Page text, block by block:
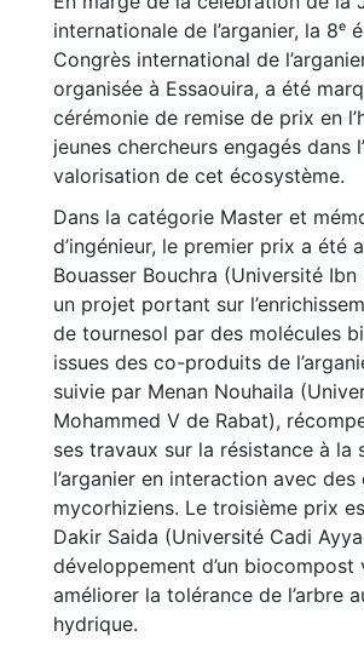
internationale de l’arganier, la 8ᵉ
Congrès international de
organisée à Essaouira, a été
cérémonie de remise de prix en
jeunes chercheurs engagés dans
valorisation de cet écosystème.
Dans la catégorie Master et
d’ingénieur, le premier prix a été
Bouasser Bouchra (Université
un projet portant sur
de tournesol par des molécules
issues des co-produits de
suivie par Menan Nouhaila
Mohammed V de Rabat),
ses travaux sur la résistance à la
l’arganier en interaction avec
mycorhiziens. Le troisième prix
Dakir Saida (Université Cadi
développement d’un biocompost
améliorer la tolérance de l’arbre
hydrique.